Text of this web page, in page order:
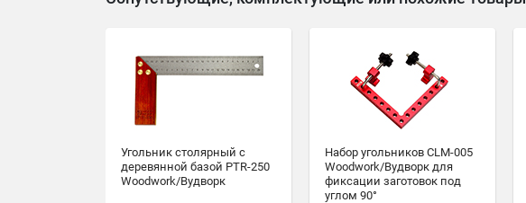
Угольник столярный с
деревянной базой PTR-250
Woodwork/Вудворк
Набор угольников CLM-005
Woodwork/Вудворк для
фиксации заготовок под
углом 90°